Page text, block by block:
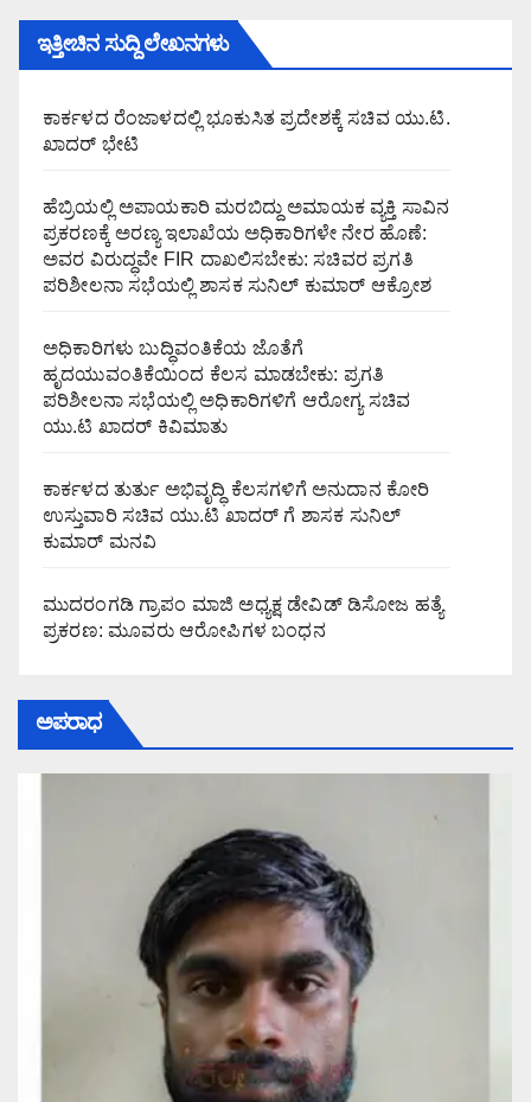
ಇತ್ತೀಚಿನ ಸುದ್ದಿ ಲೇಖನಗಳು
ಕಾರ್ಕಳದ ರೆಂಜಾಳದಲ್ಲಿ ಭೂಕುಸಿತ ಪ್ರದೇಶಕ್ಕೆ ಸಚಿವ ಯು.ಟಿ.
ಖಾದರ್ ಭೇಟಿ
ಹೆಬ್ರಿಯಲ್ಲಿ ಅಪಾಯಕಾರಿ ಮರಬಿದ್ದು ಅಮಾಯಕ ವ್ಯಕ್ತಿ ಸಾವಿನ
ಪ್ರಕರಣಕ್ಕೆ ಅರಣ್ಯ ಇಲಾಖೆಯ ಅಧಿಕಾರಿಗಳೇ ನೇರ ಹೊಣೆ:
ಅವರ ವಿರುದ್ಧವೇ FIR ದಾಖಲಿಸಬೇಕು: ಸಚಿವರ ಪ್ರಗತಿ
ಪರಿಶೀಲನಾ ಸಭೆಯಲ್ಲಿ ಶಾಸಕ ಸುನಿಲ್ ಕುಮಾರ್ ಆಕ್ರೋಶ
ಅಧಿಕಾರಿಗಳು ಬುದ್ಧಿವಂತಿಕೆಯ ಜೊತೆಗೆ
ಹೃದಯುವಂತಿಕೆಯಿಂದ ಕೆಲಸ ಮಾಡಬೇಕು: ಪ್ರಗತಿ
ಪರಿಶೀಲನಾ ಸಭೆಯಲ್ಲಿ ಅಧಿಕಾರಿಗಳಿಗೆ ಆರೋಗ್ಯ ಸಚಿವ
ಯು.ಟಿ ಖಾದರ್ ಕಿವಿಮಾತು
ಕಾರ್ಕಳದ ತುರ್ತು ಅಭಿವೃದ್ಧಿ ಕೆಲಸಗಳಿಗೆ ಅನುದಾನ ಕೋರಿ
ಉಸ್ತುವಾರಿ ಸಚಿವ ಯು.ಟಿ ಖಾದರ್ ಗೆ ಶಾಸಕ ಸುನಿಲ್‌
ಕುಮಾರ್‌ ಮನವಿ
ಮುದರಂಗಡಿ ಗ್ರಾಪಂ ಮಾಜಿ ಅಧ್ಯಕ್ಷ ಡೇವಿಡ್ ಡಿಸೋಜ ಹತ್ಯೆ
ಪ್ರಕರಣ: ಮೂವರು ಆರೋಪಿಗಳ ಬಂಧನ
ಅಪರಾಧ